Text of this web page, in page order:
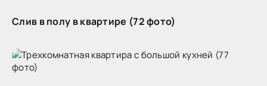
Слив в полу в квартире (72 фото)